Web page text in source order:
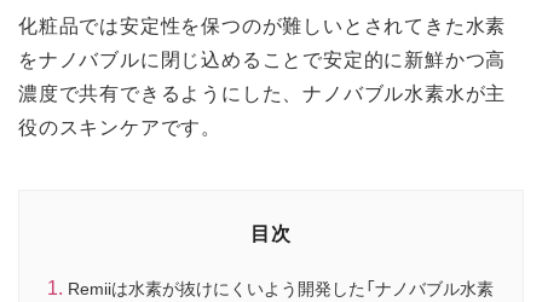
化粧品では安定性を保つのが難しいとされてきた水素
をナノバブルに閉じ込めることで安定的に新鮮かつ高
濃度で共有できるようにした、ナノバブル水素水が主
役のスキンケアです。
目次
Remiiは水素が抜けにくいよう開発した「ナノバブル水素